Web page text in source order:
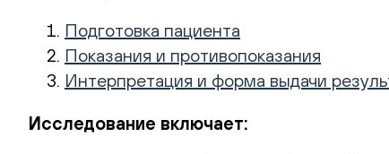
Подготовка пациента
Показания и противопоказания
Интерпретация и форма выдачи
Исследование включает: